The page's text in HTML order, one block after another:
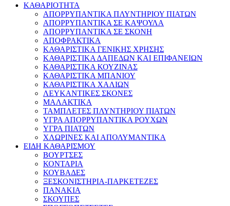
ΚΑΘΑΡΙΟΤΗΤΑ
ΑΠΟΡΡΥΠΑΝΤΙΚΑ ΠΛΥΝΤΗΡΙΟΥ ΠΙΑΤΩΝ
ΑΠΟΡΡΥΠΑΝΤΙΚΑ ΣΕ ΚΑΨΟΥΛΑ
ΑΠΟΡΡΥΠΑΝΤΙΚΑ ΣΕ ΣΚΟΝΗ
ΑΠΟΦΡΑΚΤΙΚΑ
ΚΑΘΑΡΙΣΤΙΚΑ ΓΕΝΙΚΗΣ ΧΡΗΣΗΣ
ΚΑΘΑΡΙΣΤΙΚΑ ΔΑΠΕΔΩΝ ΚΑΙ ΕΠΙΦΑΝΕΙΩΝ
ΚΑΘΑΡΙΣΤΙΚΑ ΚΟΥΖΙΝΑΣ
ΚΑΘΑΡΙΣΤΙΚΑ ΜΠΑΝΙΟΥ
ΚΑΘΑΡΙΣΤΙΚΑ ΧΑΛΙΩΝ
ΛΕΥΚΑΝΤΙΚΕΣ ΣΚΟΝΕΣ
ΜΑΛΑΚΤΙΚΑ
ΤΑΜΠΛΕΤΕΣ ΠΛΥΝΤΗΡΙΟΥ ΠΙΑΤΩΝ
ΥΓΡΑ ΑΠΟΡΡΥΠΑΝΤΙΚΑ ΡΟΥΧΩΝ
ΥΓΡΑ ΠΙΑΤΩΝ
ΧΛΩΡΙΝΕΣ ΚΑΙ ΑΠΟΛΥΜΑΝΤΙΚΑ
ΕΙΔΗ ΚΑΘΑΡΙΣΜΟΥ
ΒΟΥΡΤΣΕΣ
ΚΟΝΤΑΡΙΑ
ΚΟΥΒΑΔΕΣ
ΞΕΣΚΟΝΙΣΤΗΡΙΑ-ΠΑΡΚΕΤΕΖΕΣ
ΠΑΝΑΚΙΑ
ΣΚΟΥΠΕΣ